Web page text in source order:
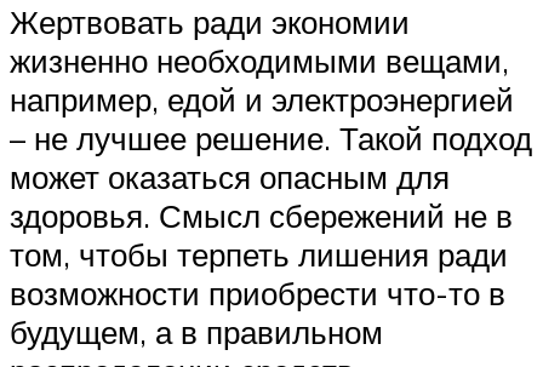
Жертвовать ради экономии
жизненно необходимыми вещами,
например, едой и электроэнергией
– не лучшее решение. Такой подход
может оказаться опасным для
здоровья. Смысл сбережений не в
том, чтобы терпеть лишения ради
возможности приобрести что-то в
будущем, а в правильном